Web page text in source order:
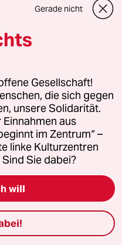
GmbH
oder für Genehmigungen
Impressum AGB
Gerade nicht
Gesellschaft!
die sich gegen
unsere Solidarität.
aus
im Zentrum“ –
linke Kulturzentren
Sie dabei?
will